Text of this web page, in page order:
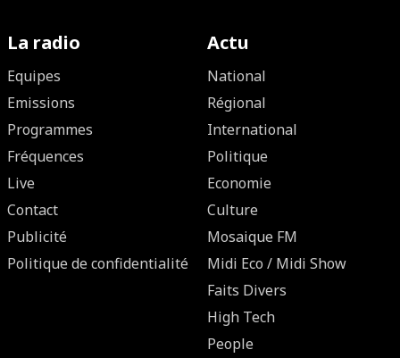
La radio
Equipes
Emissions
Programmes
Fréquences
Live
Contact
Publicité
Politique de confidentialité
Actu
National
Régional
International
Politique
Economie
Culture
Mosaique FM
Midi Eco / Midi Show
Faits Divers
High Tech
People